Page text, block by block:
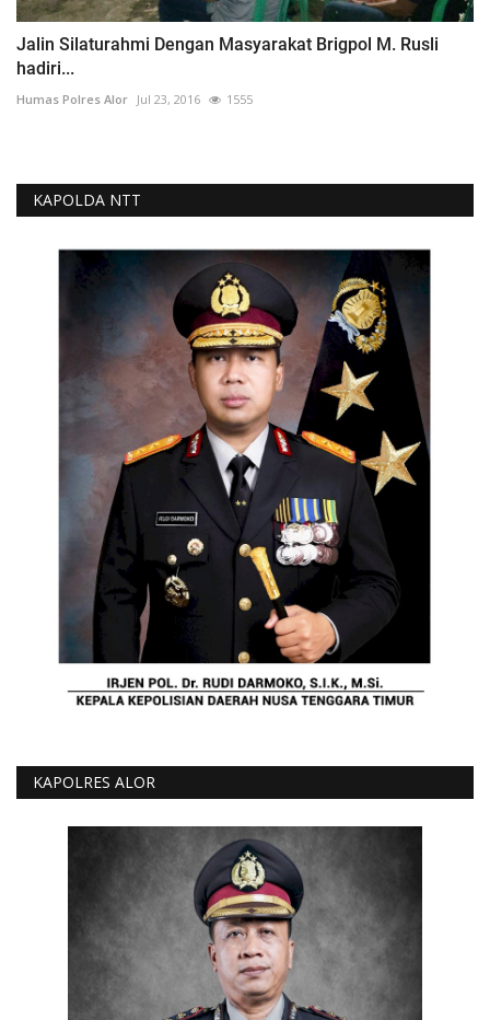
Jalin Silaturahmi Dengan Masyarakat Brigpol M. Rusli
hadiri...
Humas Polres Alor Jul 23, 2016 1555
KAPOLDA NTT
KAPOLRES ALOR